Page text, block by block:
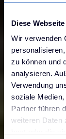
Diese
Wir verwenden
zu können und
analysieren.
Verwendung
soziale
Partner führen
weiteren Daten